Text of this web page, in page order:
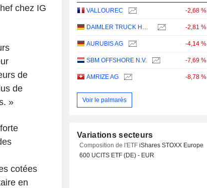
chez IG
de
de
»
cotées
en
VALLOUREC -2,68 %
DAIMLER TRUCK HOLDING AG -2,81 %
AURUBIS AG -4,14 %
SBM OFFSHORE N.V. -7,69 %
AMRIZE AG -8,78 %
Voir le palmarès
Variations secteurs
Composition de l'ETFiShares STOXX Europe
600 UCITS ETF (DE) - EUR